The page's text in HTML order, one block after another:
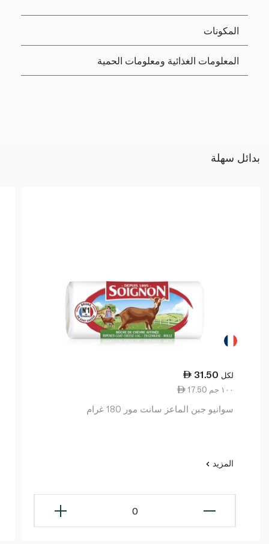
المكونات
المعلومات الغذائية ومعلومات الحمية
بدائل سهلة
31.50 لكل
17.50 ١٠٠ جم
سوانيو جبن الماعز سانت مور 180 غرام
المزيد
0